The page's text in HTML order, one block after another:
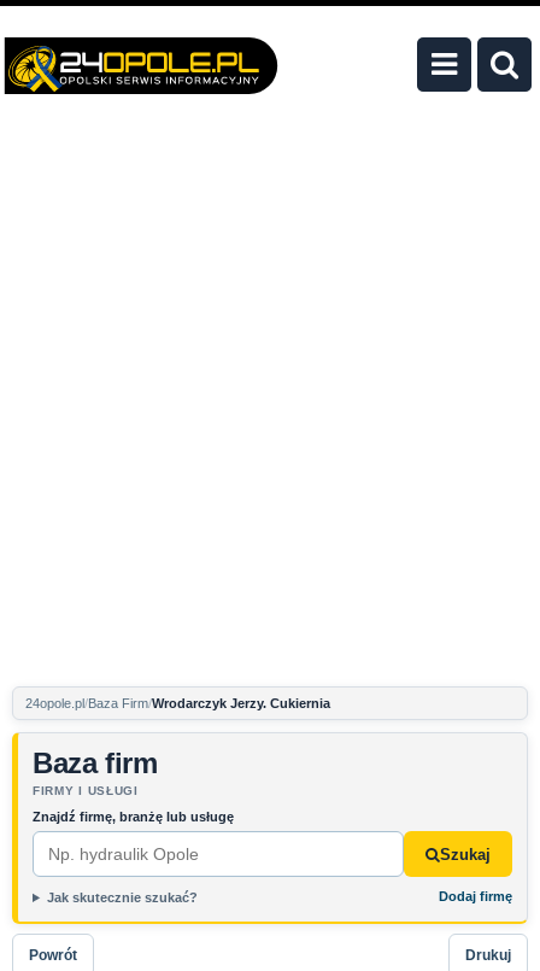
24opole.pl Baza Firm Wrodarczyk Jerzy. Cukiernia
Baza firm
FIRMY I USŁUGI
Znajdź firmę, branżę lub usługę
Szukaj
Jak skutecznie szukać? Dodaj firmę
Powrót Drukuj